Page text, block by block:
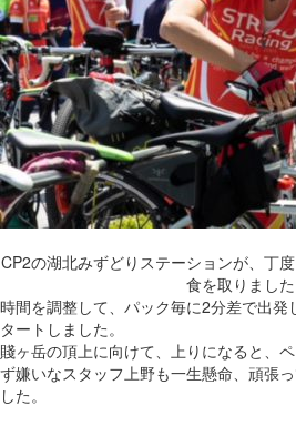
CP2の湖北みずどりステーションが、丁
食を取りました
時間を調整して、パック毎に2分差で出発
タートしました。
賤ヶ岳の頂上に向けて、上りになると、
ず嫌いなスタッフ上野も一生懸命、頑張
した。